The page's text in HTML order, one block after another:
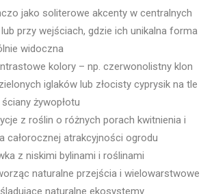
jako soliterowe akcenty w centralnych
przy wejściach, gdzie ich unikalna forma
widoczna
kolory – np. czerwonolistny klon
iglaków lub złocisty cyprysik na tle
żywopłotu
z roślin o różnych porach kwitnienia i
całorocznej atrakcyjności ogrodu
z niskimi bylinami i roślinami
naturalne przejścia i wielowarstwowe
naturalne ekosystemy